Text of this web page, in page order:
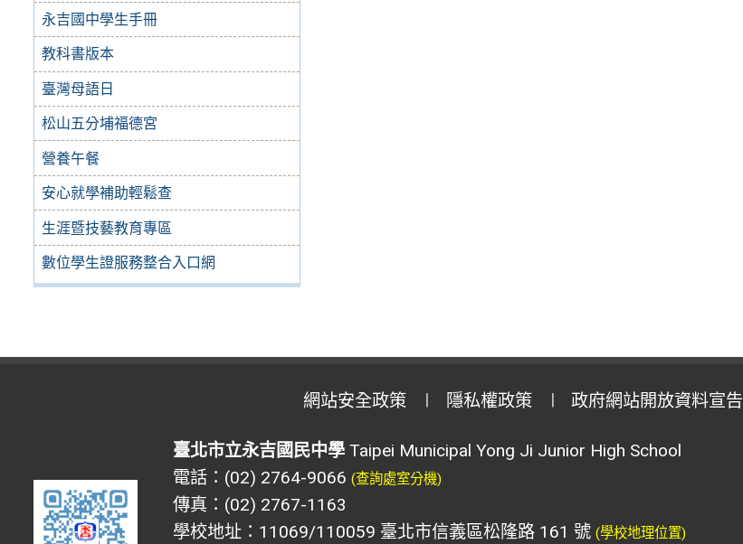
永吉國中學生手冊
教科書版本
臺灣母語日
松山五分埔福德宮
營養午餐
安心就學補助輕鬆查
生涯暨技藝教育專區
數位學生證服務整合入口網
網站安全政策 隱私權政策 政府網站開放資料宣告
臺北市立永吉國民中學Taipei Municipal Yong Ji Junior High School
電話：(02) 2764-9066 (查詢處室分機)
傳真：(02) 2767-1163
學校地址：11069/110059 臺北市信義區松隆路 161 號 (學校地理位置)